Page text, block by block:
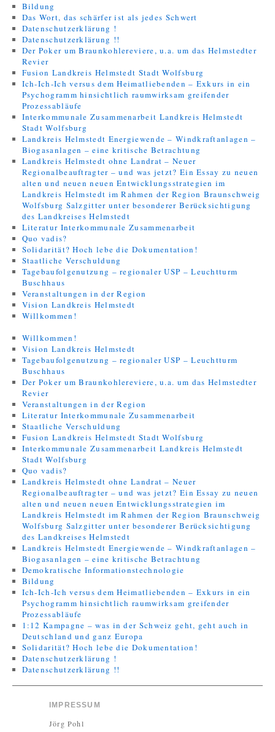
Bildung
Das Wort, das schärfer ist als jedes Schwert
Datenschutzerklärung !
Datenschutzerklärung !!
Der Poker um Braunkohlereviere, u.a. um das Helmstedter
Revier
Fusion Landkreis Helmstedt Stadt Wolfsburg
Ich-Ich-Ich versus dem Heimatliebenden – Exkurs in ein
Psychogramm hinsichtlich raumwirksam greifender
Prozessabläufe
Interkommunale Zusammenarbeit Landkreis Helmstedt
Stadt Wolfsburg
Landkreis Helmstedt Energiewende – Windkraftanlagen –
Biogasanlagen – eine kritische Betrachtung
Landkreis Helmstedt ohne Landrat – Neuer
Regionalbeauftragter – und was jetzt? Ein Essay zu neuen
alten und neuen neuen Entwicklungsstrategien im
Landkreis Helmstedt im Rahmen der Region Braunschweig
Wolfsburg Salzgitter unter besonderer Berücksichtigung
des Landkreises Helmstedt
Literatur Interkommunale Zusammenarbeit
Quo vadis?
Solidarität? Hoch lebe die Dokumentation!
Staatliche Verschuldung
Tagebaufolgenutzung – regionaler USP – Leuchtturm
Buschhaus
Veranstaltungen in der Region
Vision Landkreis Helmstedt
Willkommen!
Willkommen!
Vision Landkreis Helmstedt
Tagebaufolgenutzung – regionaler USP – Leuchtturm
Buschhaus
Der Poker um Braunkohlereviere, u.a. um das Helmstedter
Revier
Veranstaltungen in der Region
Literatur Interkommunale Zusammenarbeit
Staatliche Verschuldung
Fusion Landkreis Helmstedt Stadt Wolfsburg
Interkommunale Zusammenarbeit Landkreis Helmstedt
Stadt Wolfsburg
Quo vadis?
Landkreis Helmstedt ohne Landrat – Neuer
Regionalbeauftragter – und was jetzt? Ein Essay zu neuen
alten und neuen neuen Entwicklungsstrategien im
Landkreis Helmstedt im Rahmen der Region Braunschweig
Wolfsburg Salzgitter unter besonderer Berücksichtigung
des Landkreises Helmstedt
Landkreis Helmstedt Energiewende – Windkraftanlagen –
Biogasanlagen – eine kritische Betrachtung
Demokratische Informationstechnologie
Bildung
Ich-Ich-Ich versus dem Heimatliebenden – Exkurs in ein
Psychogramm hinsichtlich raumwirksam greifender
Prozessabläufe
1:12 Kampagne – was in der Schweiz geht, geht auch in
Deutschland und ganz Europa
Solidarität? Hoch lebe die Dokumentation!
Datenschutzerklärung !
Datenschutzerklärung !!
IMPRESSUM
Jörg Pohl